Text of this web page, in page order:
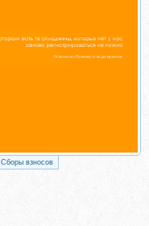
Сборы взносов